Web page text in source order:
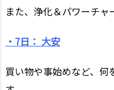
また、浄化＆パワーチャ
・7日： 大安
買い物や事始めなど、何